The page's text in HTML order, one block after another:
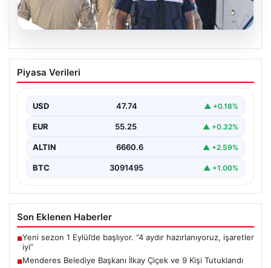
07.08.2026
Menderes Belediye Başkanı İlkay Çiçek
ve 9 Kişi Tutuklandı
Çiçek'in de aralarında bulunduğu isimlere yönelik
yürütülen kapsamlı…
Piyasa Verileri
USD 47.74 ▲ +0.18%
EUR 55.25 ▲ +0.32%
ALTIN 6660.6 ▲ +2.59%
BTC 3091495 ▲ +1.00%
Son Eklenen Haberler
■Yeni sezon 1 Eylül’de başlıyor. “4 aydır hazırlanıyoruz, işaretler
iyi”
■Menderes Belediye Başkanı İlkay Çiçek ve 9 Kişi Tutuklandı